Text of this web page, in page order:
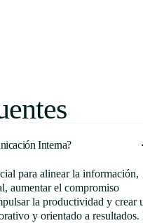
Interna?
para alinear la información,
aumentar el compromiso
la productividad y crear
y orientado a resultados.